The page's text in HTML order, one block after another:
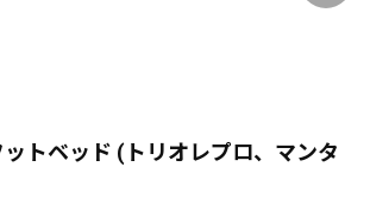
トベッド (トリオレプロ、マンタ